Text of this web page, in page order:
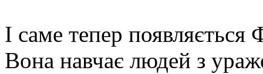
І саме тепер появляється
Вона навчає людей з